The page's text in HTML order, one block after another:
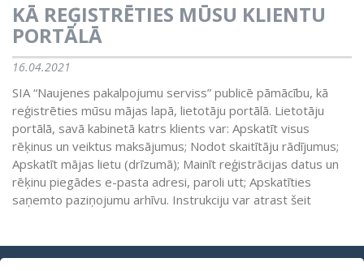
KĀ REĢISTRĒTIES MŪSU KLIENTU
PORTĀLĀ
16.04.2021
SIA “Naujenes pakalpojumu serviss” publicē pāmācību, kā
reģistrēties mūsu mājas lapā, lietotāju portālā. Lietotāju
portālā, savā kabinetā katrs klients var: Apskatīt visus
rēķinus un veiktus maksājumus; Nodot skaitītāju rādījumus;
Apskatīt mājas lietu (drīzumā); Mainīt reģistrācijas datus un
rēķinu piegādes e-pasta adresi, paroli utt; Apskatīties
saņemto paziņojumu arhīvu. Instrukciju var atrast šeit
1 2 >